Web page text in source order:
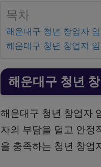
목차
해운대구 청년 창업자
해운대구 청년 창업자
해운대구 청년
해운대구 청년 창업자
자의 부담을 덜고 안정
을 충족하는 청년 창업